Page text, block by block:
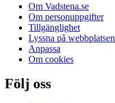
Om Vadstena.se
Om personuppgifter
Tillgänglighet
Lyssna på webbplatsen
Anpassa
Om cookies
Följ oss